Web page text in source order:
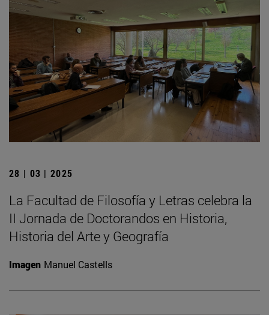
28 | 03 | 2025
La Facultad de Filosofía y Letras celebra la
II Jornada de Doctorandos en Historia,
Historia del Arte y Geografía
Imagen Manuel Castells